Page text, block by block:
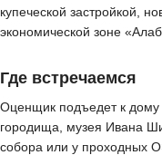
купеческой застройкой,
экономической зоне
Где встречаемся
Оценщик подъедет к дому
городища, музея Ивана
собора или у проходных